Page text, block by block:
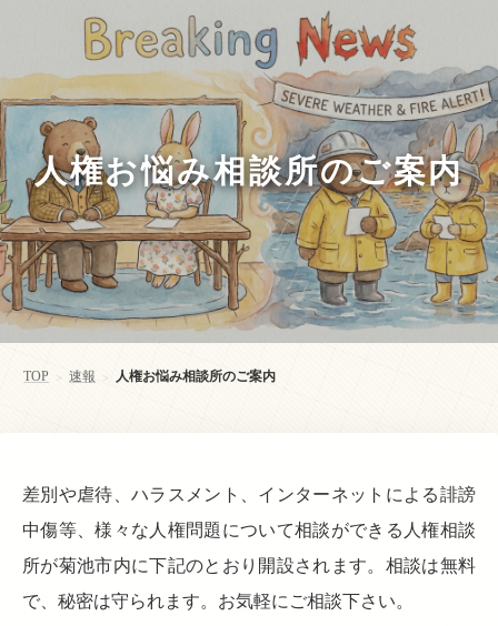
人権お悩み相談所のご案内
TOP > 速報 > 人権お悩み相談所のご案内
差別や虐待、ハラスメント、インターネットによる誹謗
中傷等、様々な人権問題について相談ができる人権相談
所が菊池市内に下記のとおり開設されます。相談は無料
で、秘密は守られます。お気軽にご相談下さい。